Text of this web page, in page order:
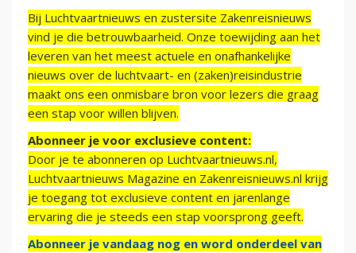
Bij Luchtvaartnieuws en zustersite Zakenreisnieuws
vind je die betrouwbaarheid. Onze toewijding aan het
leveren van het meest actuele en onafhankelijke
nieuws over de luchtvaart- en (zaken)reisindustrie
maakt ons een onmisbare bron voor lezers die graag
een stap voor willen blijven.
Abonneer je voor exclusieve content:
Door je te abonneren op Luchtvaartnieuws.nl,
Luchtvaartnieuws Magazine en Zakenreisnieuws.nl krijg
je toegang tot exclusieve content en jarenlange
ervaring die je steeds een stap voorsprong geeft.
Abonneer je vandaag nog en word onderdeel van